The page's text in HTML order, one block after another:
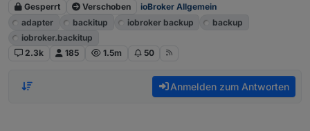
Gesperrt Verschoben
ioBroker Allgemein
adapter
backitup iobroker backup
backup
iobroker.backitup
2.3k
185 1.5m 50
Anmelden zum Antworten